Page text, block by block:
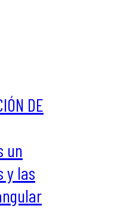
DE
un
y las